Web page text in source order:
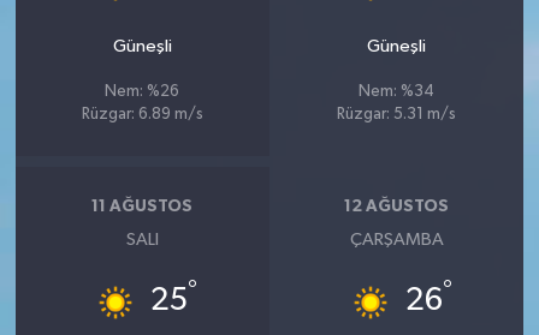
Güneşli
Nem: %26
Rüzgar: 6.89 m/s
Güneşli
Nem: %34
Rüzgar: 5.31 m/s
11 AĞUSTOS
SALI
25°
12 AĞUSTOS
ÇARŞAMBA
26°